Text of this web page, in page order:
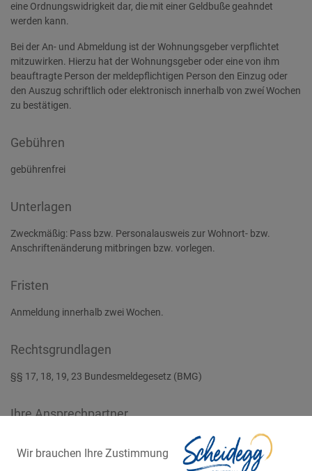
eine Ordnungswidrigkeit dar, die mit einer Geldbuße geahndet
werden kann.
Bei der An- und Abmeldung ist der Wohnungsgeber verpflichtet
mitzuwirken. Hierzu hat der Wohnungsgeber oder eine von ihm
beauftragte Person der meldepflichtigen Person den Einzug oder
den Auszug schriftlich oder elektronisch innerhalb von zweí Wochen
zu bestätigen.
Gebühren
gebührenfrei
Unterlagen
Zweckmäßig: Pass bzw. Personalausweis zur Wohnort- bzw.
Anschriftenänderung mitbringen bzw. vorlegen.
Fristen
Anmeldung innerhalb zwei Wochen.
Rechtsgrundlagen
§§ 17, 18, 19, 23 Bundesmeldegesetz (BMG)
Ihre Ansprechpartner
Schneider, JuliaLeiterin
Wir brauchen Ihre Zustimmung